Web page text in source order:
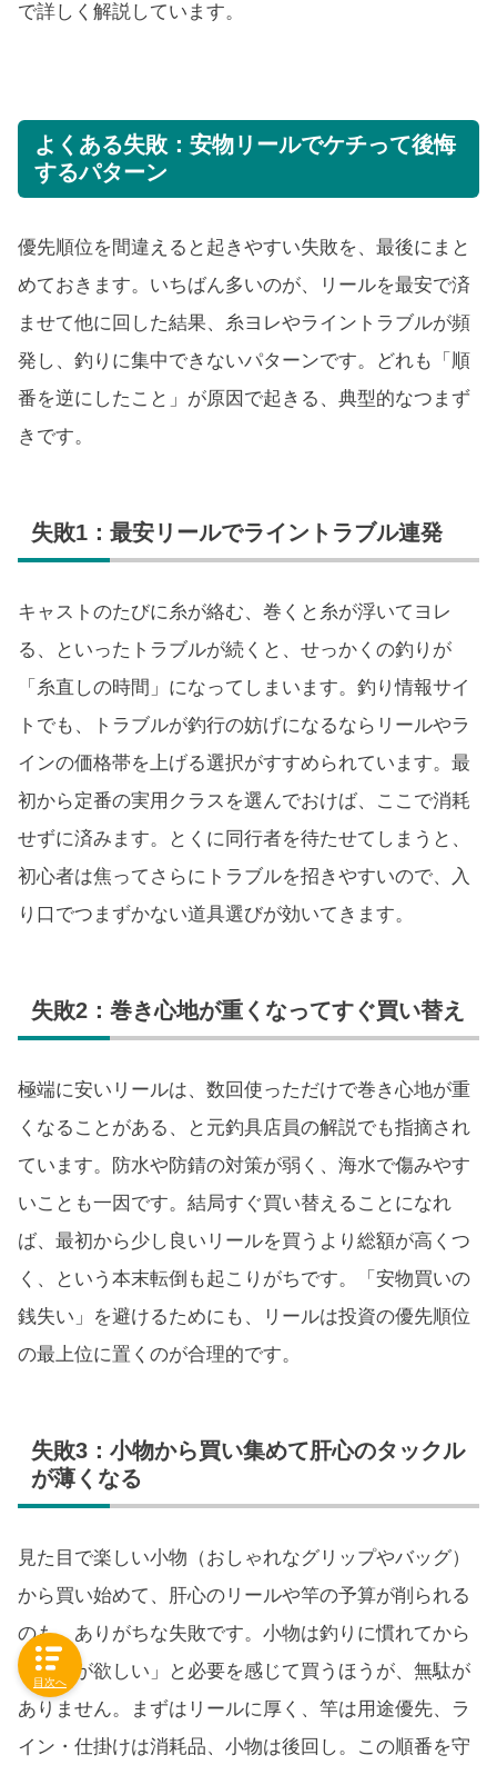
で詳しく解説しています。
よくある失敗：安物リールでケチって後悔
するパターン
優先順位を間違えると起きやすい失敗を、最後にまと
めておきます。いちばん多いのが、リールを最安で済
ませて他に回した結果、糸ヨレやライントラブルが頻
発し、釣りに集中できないパターンです。どれも「順
番を逆にしたこと」が原因で起きる、典型的なつまず
きです。
失敗1：最安リールでライントラブル連発
キャストのたびに糸が絡む、巻くと糸が浮いてヨレ
る、といったトラブルが続くと、せっかくの釣りが
「糸直しの時間」になってしまいます。釣り情報サイ
トでも、トラブルが釣行の妨げになるならリールやラ
インの価格帯を上げる選択がすすめられています。最
初から定番の実用クラスを選んでおけば、ここで消耗
せずに済みます。とくに同行者を待たせてしまうと、
初心者は焦ってさらにトラブルを招きやすいので、入
り口でつまずかない道具選びが効いてきます。
失敗2：巻き心地が重くなってすぐ買い替え
極端に安いリールは、数回使っただけで巻き心地が重
くなることがある、と元釣具店員の解説でも指摘され
ています。防水や防錆の対策が弱く、海水で傷みやす
いことも一因です。結局すぐ買い替えることになれ
ば、最初から少し良いリールを買うより総額が高くつ
く、という本末転倒も起こりがちです。「安物買いの
銭失い」を避けるためにも、リールは投資の優先順位
の最上位に置くのが合理的です。
失敗3：小物から買い集めて肝心のタックル
が薄くなる
見た目で楽しい小物（おしゃれなグリップやバッグ）
から買い始めて、肝心のリールや竿の予算が削られる
のも、ありがちな失敗です。小物は釣りに慣れてから
「これが欲しい」と必要を感じて買うほうが、無駄が
ありません。まずはリールに厚く、竿は用途優先、ラ
イン・仕掛けは消耗品、小物は後回し。この順番を守
目次へ